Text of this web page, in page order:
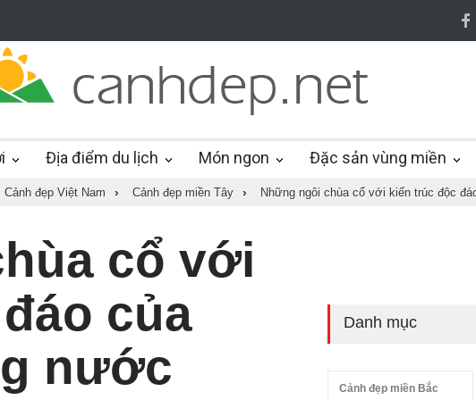
Địa điểm du lịch Món ngon Đặc sản vùng miền
Cảnh đẹp Việt Nam › Cảnh đẹp miền Tây › Những ngôi chùa cổ với kiến trúc độc
cổ với
của
nước
Danh mục
Cảnh đẹp miền Bắc